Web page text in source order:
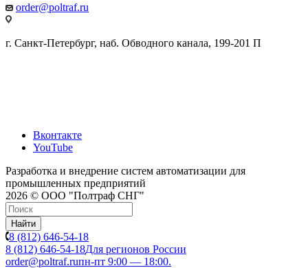
order@poltraf.ru
г. Санкт-Петербург, наб. Обводного канала, 199-201 П
Вконтакте
YouTube
Разработка и внедрение систем автоматизации для
промышленных предприятий
2026 © ООО "Полтраф СНГ"
Найти
8 (812) 646-54-18
8 (812) 646-54-18Для регионов России
order@poltraf.ruпн-пт 9:00 — 18:00.